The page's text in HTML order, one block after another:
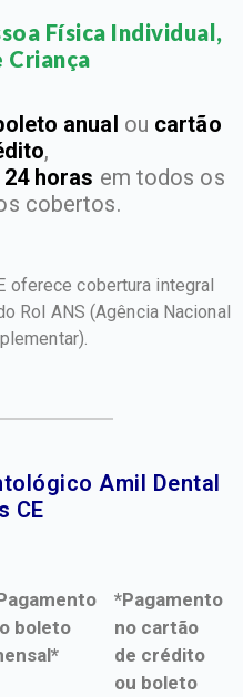
Física Individual,
Criança​
anual ou cartão
,
horas em todos os
cobertos.
oferece cobertura integral
Rol ANS(Agência Nacional
Amil Dental
CE​
boleto
*Pagamento
no cartão
de crédito
ou boleto